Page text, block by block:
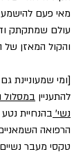
מאי פעם
עולם שמתקתק
והקול המאזן של
[ומי שמעוניינת
להתעניין
נשי' בהנחיית
הרפואה
טקסי מעבר